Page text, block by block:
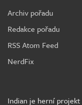
Archiv pořadu
Redakce pořadu
RSS Atom Feed
NerdFix
Indian je herní projekt